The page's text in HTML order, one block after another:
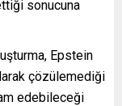
sonucuna
Epstein
çözülemediği
edebileceği